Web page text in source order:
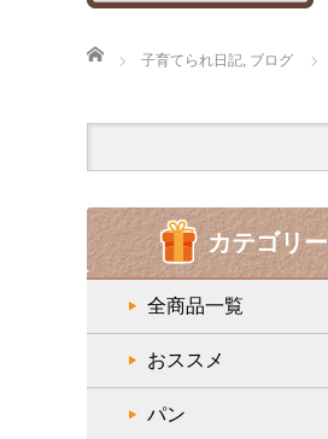
ホーム
子育てられ日記, ブログ
カテゴリー
全商品一覧
おススメ
パン